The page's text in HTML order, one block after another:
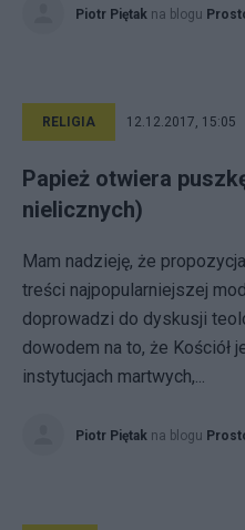
Piotr Piętak na blogu
RELIGIA 12.12.2017, 15:05
Papież otwiera
nielicznych)
Mam nadzieję, że
treści najpopularniejszej
doprowadzi do dyskusji
dowodem na to, że Kościół
instytucjach martwych,...
Piotr Piętak na blogu